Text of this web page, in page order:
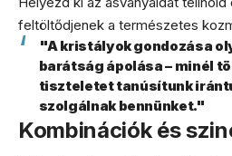
feltöltődjenek a természetes
"A kristályok gondozása
barátság ápolása – minél
tiszteletet tanúsítunk
szolgálnak bennünket."
Kombinációk és